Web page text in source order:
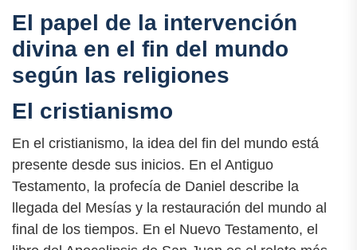
El papel de la intervención
divina en el fin del mundo
según las religiones
El cristianismo
En el cristianismo, la idea del fin del mundo está
presente desde sus inicios. En el Antiguo
Testamento, la profecía de Daniel describe la
llegada del Mesías y la restauración del mundo al
final de los tiempos. En el Nuevo Testamento, el